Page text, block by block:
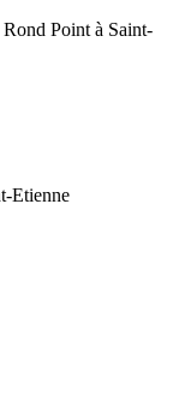
Point à Saint-
Etienne